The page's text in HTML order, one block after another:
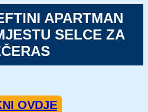
APARTMAN
SELCE ZA
OVDJE